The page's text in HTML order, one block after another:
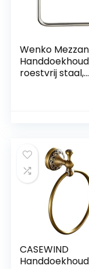
Wenko
roestvrij staal,
CASEWIND